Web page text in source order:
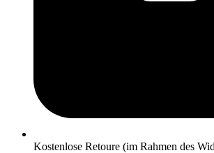
Kostenlose Retoure (im Rahmen des